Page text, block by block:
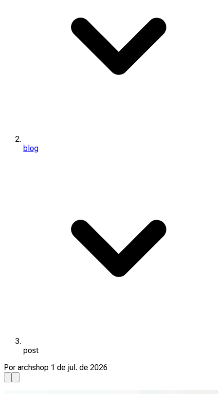
blog
post
Por archshop 1 de jul. de 2026